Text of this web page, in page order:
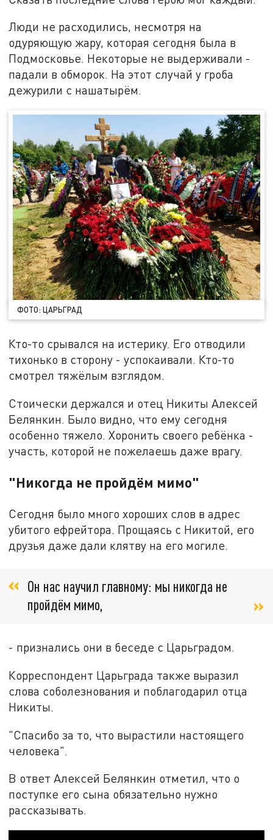
Люди не расходились, несмотря на
одуряющую жару, которая сегодня была в
Подмосковье. Некоторые не выдерживали -
падали в обморок. На этот случай у гроба
дежурили с нашатырём.
ФОТО: ЦАРЬГРАД
Кто-то срывался на истерику. Его отводили
тихонько в сторону - успокаивали. Кто-то
смотрел тяжёлым взглядом.
Стоически держался и отец Никиты Алексей
Белянкин. Было видно, что ему сегодня
особенно тяжело. Хоронить своего ребёнка -
участь, которой не пожелаешь даже врагу.
"Никогда не пройдём мимо"
Сегодня было много хороших слов в адрес
убитого ефрейтора. Прощаясь с Никитой, его
друзья даже дали клятву на его могиле.
Он нас научил главному: мы никогда не
пройдём мимо,
- признались они в беседе с Царьградом.
Корреспондент Царьграда также выразил
слова соболезнования и поблагодарил отца
Никиты.
"Спасибо за то, что вырастили настоящего
человека".
В ответ Алексей Белянкин отметил, что о
поступке его сына обязательно нужно
рассказывать.